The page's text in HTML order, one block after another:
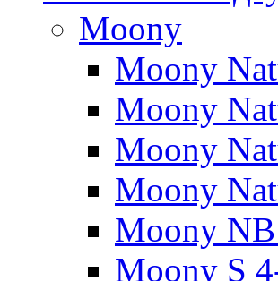
Moony
Moony
Moony
Moony
Moony
Moony
Moony S